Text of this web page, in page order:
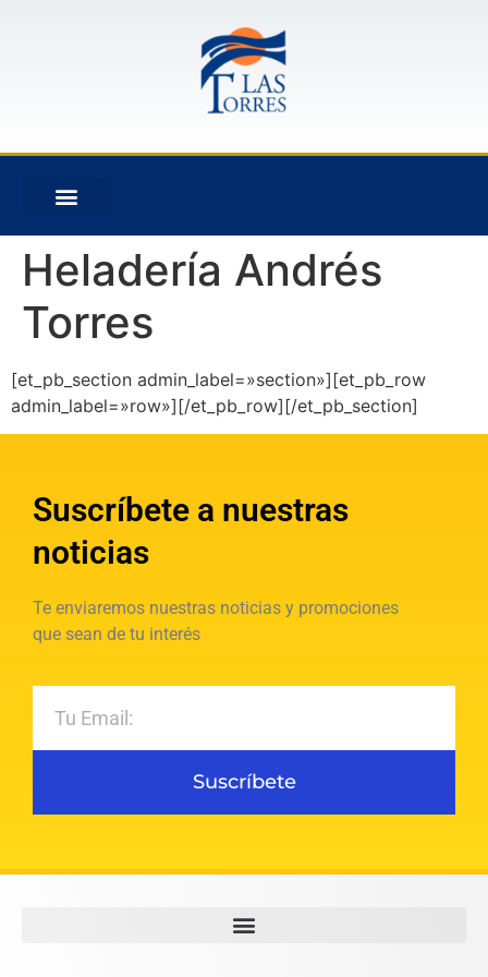
Heladería Andrés
Torres
[et_pb_section admin_label=»section»][et_pb_row
admin_label=»row»][/et_pb_row][/et_pb_section]
Suscríbete a nuestras
noticias
Te enviaremos nuestras noticias y promociones
que sean de tu interés
Suscríbete